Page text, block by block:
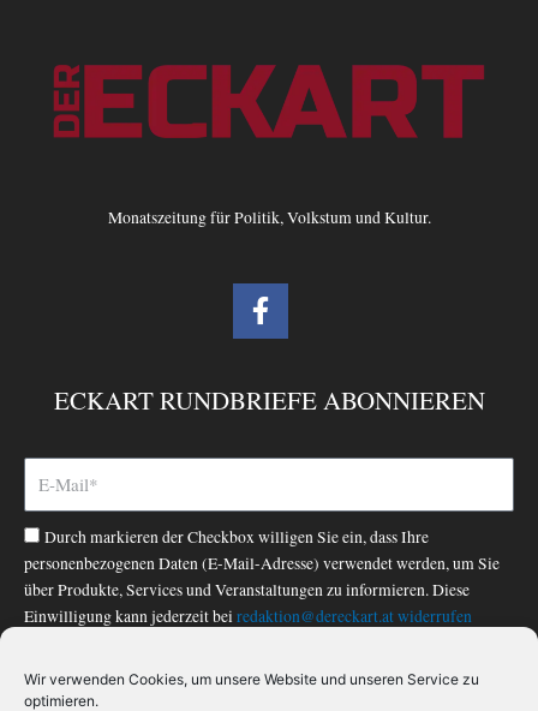
Wir verwenden Cookies, um unsere Website und unseren Service zu
optimieren.
Monatszeitung für Politik, Volkstum und Kultur.
F
a
b
o
-
f
ECKART RUNDBRIEFE ABONNIEREN
Durch markieren der Checkbox willigen Sie ein, dass Ihre
personenbezogenen Daten (E-Mail-Adresse) verwendet werden, um Sie
über Produkte, Services und Veranstaltungen zu informieren. Diese
Einwilligung kann jederzeit bei redaktion@dereckart.atwiderrufen
Datenschutzerklärung